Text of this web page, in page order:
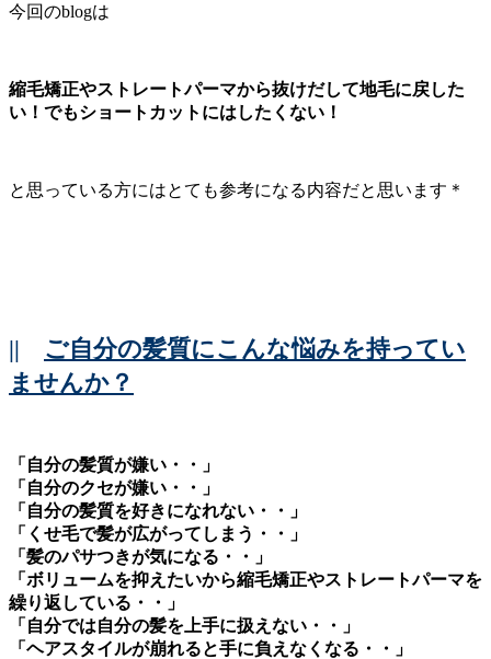
今回のblogは
縮毛矯正やストレートパーマから抜けだして地毛に戻した
い！でもショートカットにはしたくない！
と思っている方にはとても参考になる内容だと思います＊
|| ご自分の髪質にこんな悩みを持ってい
ませんか？
「自分の髪質が嫌い・・」
「自分のクセが嫌い・・」
「自分の髪質を好きになれない・・」
「くせ毛で髪が広がってしまう・・」
「髪のパサつきが気になる・・」
「ボリュームを抑えたいから縮毛矯正やストレートパーマを
繰り返している・・」
「自分では自分の髪を上手に扱えない・・」
「ヘアスタイルが崩れると手に負えなくなる・・」